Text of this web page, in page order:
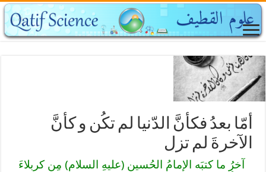
أمّا بعدُ فكأنَّ الدّنيا لم تكُن و كأنَّ
الآخرةَ لم تزل
آخرُ ما كتبَه الإمامُ الحُسين (عليهِ السلام) مِن كربلاءَ